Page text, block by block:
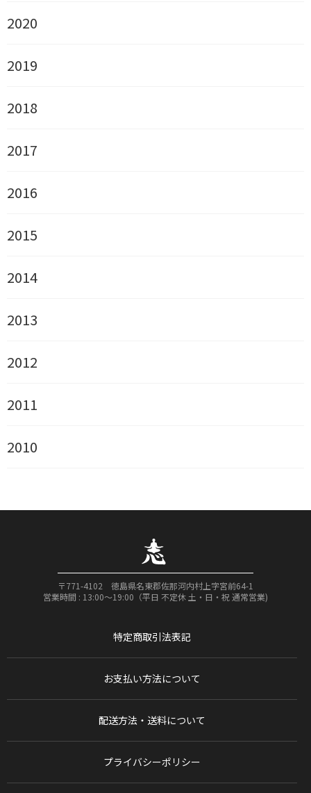
2020
2019
2018
2017
2016
2015
2014
2013
2012
2011
2010
〒771-4102 徳島県名東郡佐那河内村上字宮前64-1
営業時間 : 13:00〜19:00（平日 不定休 土・日・祝 通常営業)
特定商取引法表記
お支払い方法について
配送方法・送料について
プライバシーポリシー